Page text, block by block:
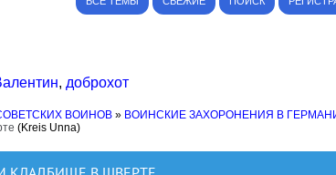
, доброхот
ВОИНОВ » ВОИНСКИЕ ЗАХОРОНЕНИЯ В
(Kreis Unna)